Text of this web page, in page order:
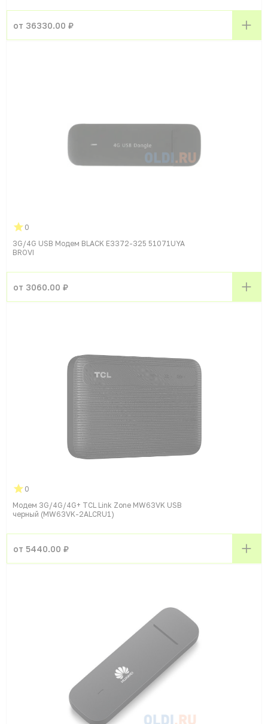
от 36330.00 ₽
0
3G/4G USB Модем BLACK E3372-325 51071UYA
BROVI
от 3060.00 ₽
0
Модем 3G/4G/4G+ TCL Link Zone MW63VK USB
черный (MW63VK-2ALCRU1)
от 5440.00 ₽